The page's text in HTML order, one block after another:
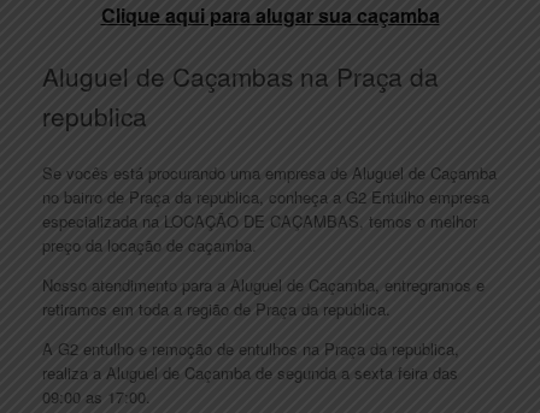
Clique aqui para alugar sua caçamba
Aluguel de Caçambas na Praça da
republica
Se vocês está procurando uma empresa de Aluguel de Caçamba
no bairro de Praça da republica, conheça a G2 Entulho empresa
especializada na LOCAÇÃO DE CAÇAMBAS, temos o melhor
preço da locação de caçamba.
Nosso atendimento para a Aluguel de Caçamba, entregramos e
retiramos em toda a região de Praça da republica.
A G2 entulho e remoção de entulhos na Praça da republica,
realiza a Aluguel de Caçamba de segunda a sexta feira das
09:00 as 17:00.